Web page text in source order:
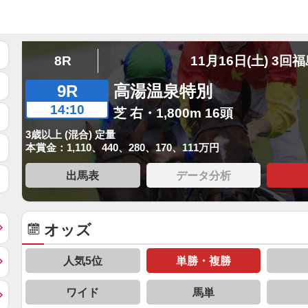
8R 11月16日(土) 3回
9R
14:10
高湯温泉特別
芝 右・1,800m 16頭
3歳以上 (混合) 定量
本賞金：1,110、440、280、170、111万円
出馬表 データ分析
オッズ
人気5位 単勝・複勝
ワイド 馬単